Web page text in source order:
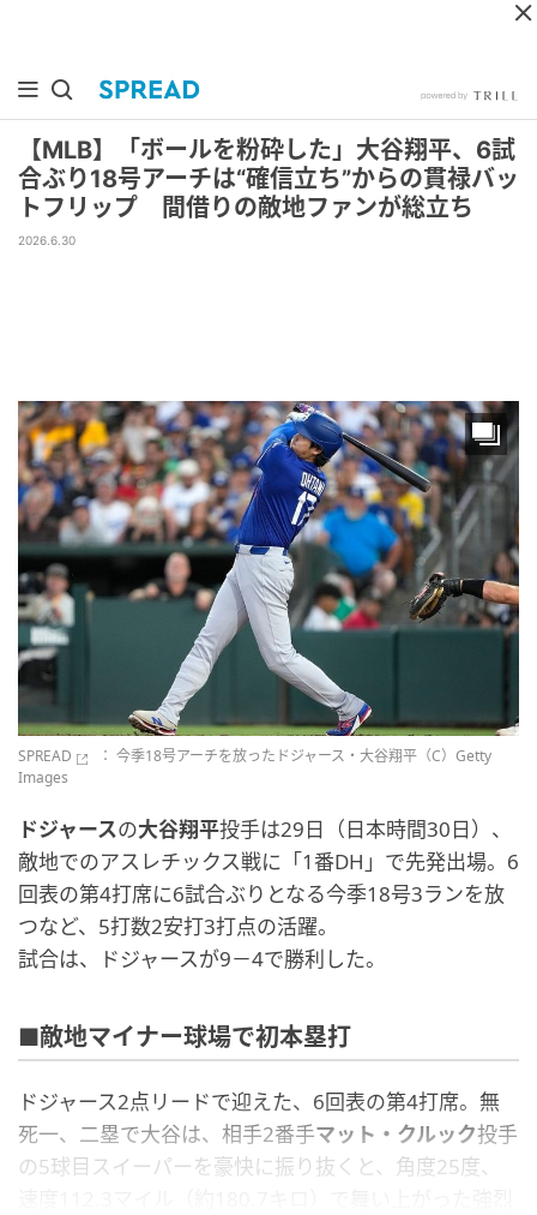
【MLB】「ボールを粉砕した」大谷翔平、6試
合ぶり18号アーチは“確信立ち”からの貫禄バッ
トフリップ 間借りの敵地ファンが総立ち
2026.6.30
SPREAD
： 今季18号アーチを放ったドジャース・大谷翔平（C）Getty
Images
ドジャースの大谷翔平投手は29日（日本時間30日）、
敵地でのアスレチックス戦に「1番DH」で先発出場。6
回表の第4打席に6試合ぶりとなる今季18号3ランを放
つなど、5打数2安打3打点の活躍。
試合は、ドジャースが9－4で勝利した。
■敵地マイナー球場で初本塁打
ドジャース2点リードで迎えた、6回表の第4打席。無
死一、二塁で大谷は、相手2番手マット・クルック投手
の5球目スイーパーを豪快に振り抜くと、角度25度、